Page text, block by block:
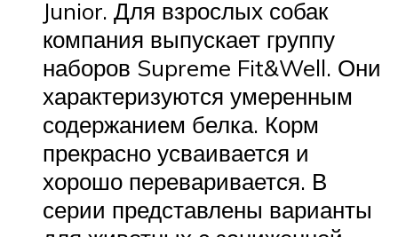
Junior. Для взрослых собак
компания выпускает группу
наборов Supreme Fit&Well. Они
характеризуются умеренным
содержанием белка. Корм
прекрасно усваивается и
хорошо переваривается. В
серии представлены варианты